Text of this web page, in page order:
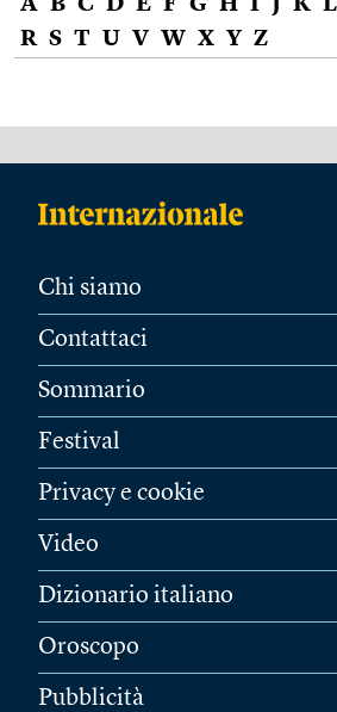
A B C D E F G H I J K L
R S T U V W X Y Z
Chi siamo
Contattaci
Sommario
Festival
Privacy e cookie
Video
Dizionario italiano
Oroscopo
Pubblicità